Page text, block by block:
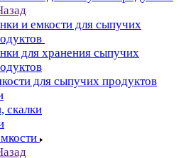
и емкости для сыпучих
для хранения сыпучих
для сыпучих продуктов
скалки